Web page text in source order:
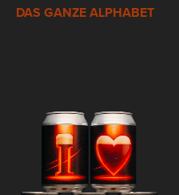
DAS GANZE ALPHABET